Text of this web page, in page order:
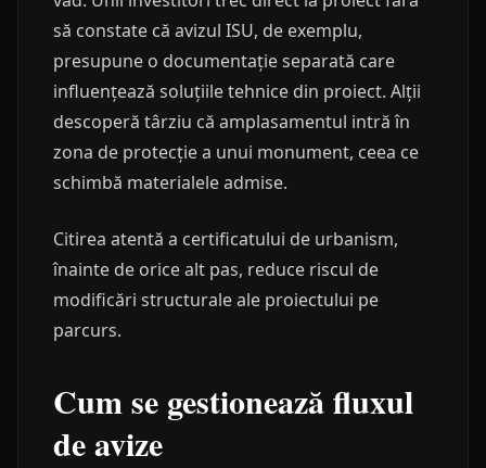
să constate că avizul ISU, de exemplu,
presupune o documentație separată care
influențează soluțiile tehnice din proiect. Alții
descoperă târziu că amplasamentul intră în
zona de protecție a unui monument, ceea ce
schimbă materialele admise.
Citirea atentă a certificatului de urbanism,
înainte de orice alt pas, reduce riscul de
modificări structurale ale proiectului pe
parcurs.
Cum se gestionează fluxul
de avize